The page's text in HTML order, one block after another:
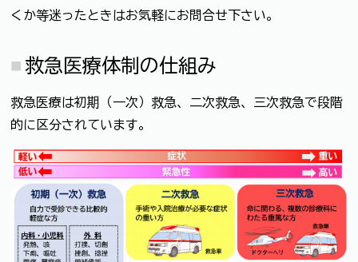
くか等迷ったときはお気軽にお問合せ下さい。
救急医療体制の仕組み
救急医療は初期（一次）救急、二次救急、三次救急で段階
的に区分されています。